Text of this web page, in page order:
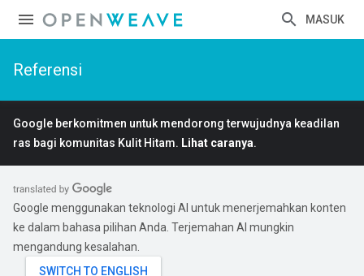
MASUK
Referensi
Google berkomitmen untuk mendorong terwujudnya keadilan
ras bagi komunitas Kulit Hitam. Lihat caranya.
Google menggunakan teknologi AI untuk menerjemahkan konten
ke dalam bahasa pilihan Anda. Terjemahan AI mungkin
mengandung kesalahan.